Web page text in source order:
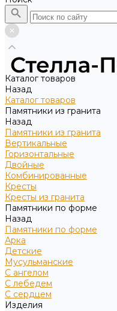
Каталог товаров
Назад
Каталог товаров
Памятники из гранита
Назад
Памятники из гранита
Вертикальные
Горизонтальные
Двойные
Комбинированные
Кресты
Кресты из гранита
Памятники по форме
Назад
Памятники по форме
Арка
Детские
Мусульманские
С ангелом
С лебедем
С сердцем
Изделия